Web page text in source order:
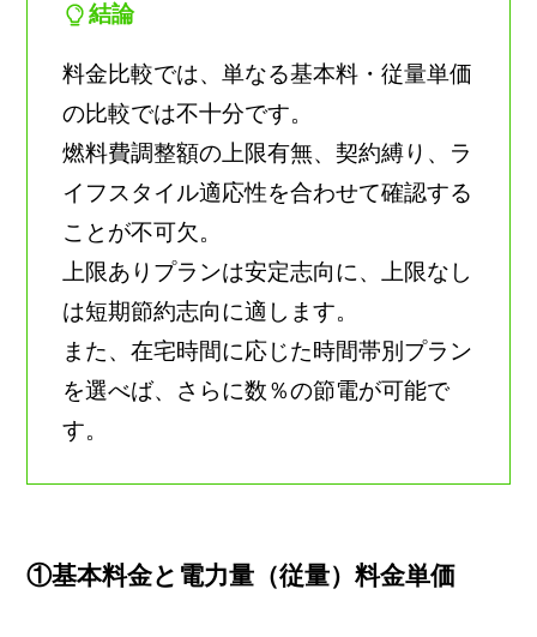
結論
料金比較では、単なる基本料・従量単価
の比較では不十分です。
燃料費調整額の上限有無、契約縛り、ラ
イフスタイル適応性を合わせて確認する
ことが不可欠。
上限ありプランは安定志向に、上限なし
は短期節約志向に適します。
また、在宅時間に応じた時間帯別プラン
を選べば、さらに数％の節電が可能で
す。
①基本料金と電力量（従量）料金単価